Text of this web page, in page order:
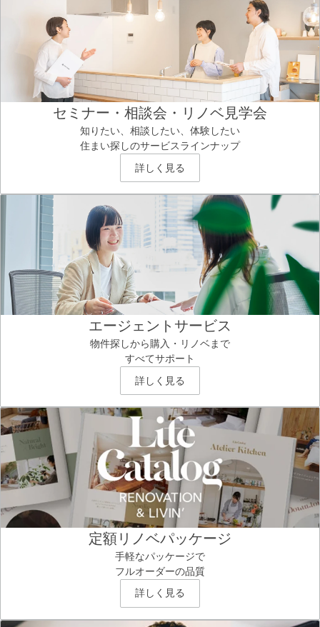
セミナー・相談会・リノベ見学会
知りたい、相談したい、体験したい
住まい探しのサービスラインナップ
詳しく見る
エージェントサービス
物件探しから購入・リノベまで
すべてサポート
詳しく見る
定額リノベパッケージ
手軽なパッケージで
フルオーダーの品質
詳しく見る